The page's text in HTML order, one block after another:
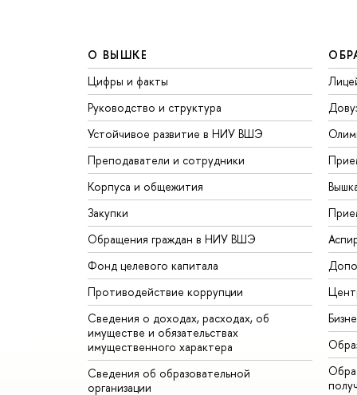
О ВЫШКЕ
Цифры и факты
Руководство и структура
Устойчивое развитие в НИУ ВШЭ
Преподаватели и сотрудники
Корпуса и общежития
Закупки
Обращения граждан в НИУ ВШЭ
Фонд целевого капитала
Противодействие коррупции
Сведения о доходах, расходах, об
имуществе и обязательствах
имущественного характера
Сведения об образовательной
организации